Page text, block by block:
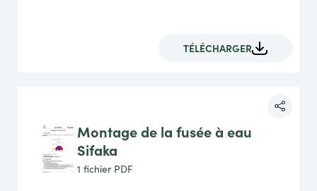
TÉLÉCHARGER
Montage de la fusée à eau
Sifaka
1 fichier PDF